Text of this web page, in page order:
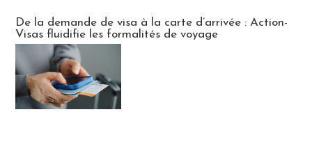
De la demande de visa à la carte d’arrivée : Action-
Visas fluidifie les formalités de voyage